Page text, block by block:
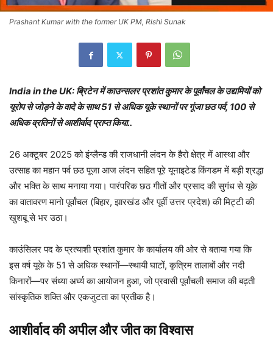
Prashant Kumar with the former UK PM, Rishi Sunak
India in the UK: ब्रिटेन में काउन्सलर प्रशांत कुमार के पूर्वांचल के उद्यमियों को
यूरोप से जोड़ने के वादे के साथ 51 से अधिक यूके स्थानों पर गूंजा छठ पर्व, 100 से
अधिक व्रतिनों से आशीर्वाद प्राप्त किया..
26 अक्टूबर 2025 को इंग्लैन्ड की राजधानी लंदन के हैरो क्षेत्र में आस्था और
उत्साह का महान पर्व छठ पूजा आज लंदन सहित पूरे यूनाइटेड किंगडम में बड़ी श्रद्धा
और भक्ति के साथ मनाया गया। पारंपरिक छठ गीतों और प्रसाद की सुगंध से यूके
का वातावरण मानो पूर्वांचल (बिहार, झारखंड और पूर्वी उत्तर प्रदेश) की मिट्टी की
खुशबू से भर उठा।
काउंसिलर पद के प्रत्याशी प्रशांत कुमार के कार्यालय की ओर से बताया गया कि
इस वर्ष यूके के 51 से अधिक स्थानों—स्थायी घाटों, कृत्रिम तालाबों और नदी
किनारों—पर संध्या अर्घ्य का आयोजन हुआ, जो प्रवासी पूर्वांचली समाज की बढ़ती
सांस्कृतिक शक्ति और एकजुटता का प्रतीक है।
आशीर्वाद की अपील और जीत का विश्वास